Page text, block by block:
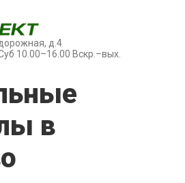
д.4
10.00–16.00 Вскр.–вых.
в